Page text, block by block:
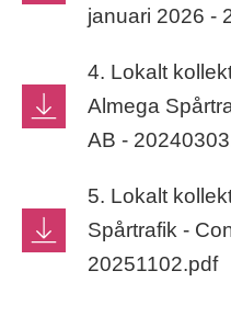
januari 2026 -
4. Lokalt
Almega
AB -
5. Lokalt
Spårtrafik -
20251102.pdf